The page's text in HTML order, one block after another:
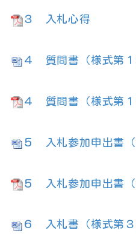
３ 入札心得
４ 質問書（様式第１
４ 質問書（様式第１
５ 入札参加申出書（
５ 入札参加申出書（
６ 入札書（様式第３